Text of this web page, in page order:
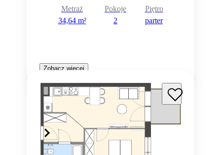
Metraż
34,64 m²
Pokoje
2
Piętro
parter
Zobacz więcej